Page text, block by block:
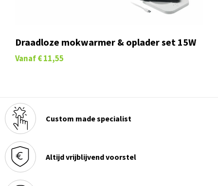
Draadloze mokwarmer & oplader set 15W
Vanaf € 11,55
Custom made specialist
Altijd vrijblijvend voorstel